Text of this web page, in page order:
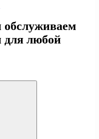
для любой